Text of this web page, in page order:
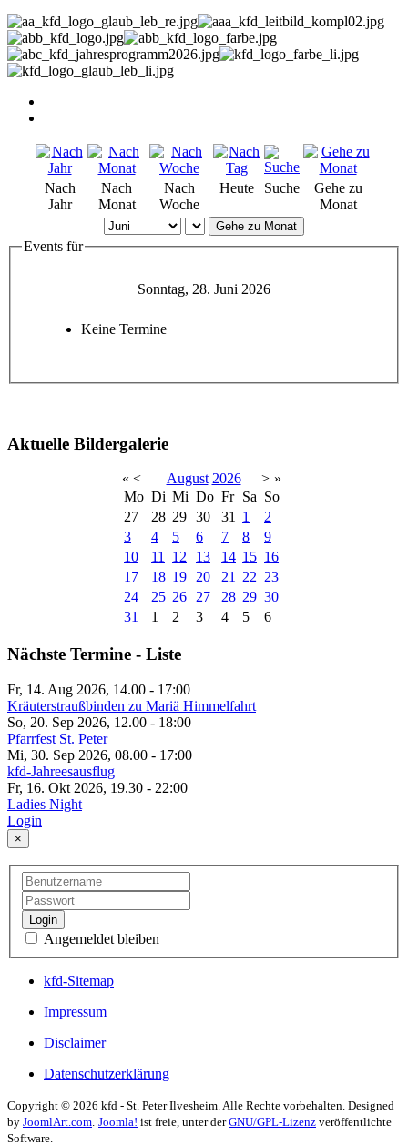
Nach
Jahr
Nach
Monat
Nach
Woche
Heute Suche
Gehe zu
Monat
Gehe zu Monat
Events für
Sonntag, 28. Juni 2026
Keine Termine
Aktuelle Bildergalerie
« < August 2026 > »
Mo Di Mi Do Fr Sa So
27
28 29 30 31 1
2
3
4 5 6 7 8
9
10
11 12 13 14 15 16
17
18 19 20 21 22 23
24
25 26 27 28 29 30
31
1 2 3 4 5 6
Nächste Termine - Liste
Fr, 14. Aug 2026, 14.00 - 17:00
Kräuterstraußbinden zu Mariä Himmelfahrt
So, 20. Sep 2026, 12.00 - 18:00
Pfarrfest St. Peter
Mi, 30. Sep 2026, 08.00 - 17:00
kfd-Jahreesausflug
Fr, 16. Okt 2026, 19.30 - 22:00
Ladies Night
Login
×
Login
Angemeldet bleiben
kfd-Sitemap
Impressum
Disclaimer
Datenschutzerklärung
Copyright © 2026 kfd - St. Peter Ilvesheim. Alle Rechte vorbehalten. Designed
by JoomlArt.com. Joomla! ist freie, unter derGNU/GPL-Lizenz veröffentlichte
Software.